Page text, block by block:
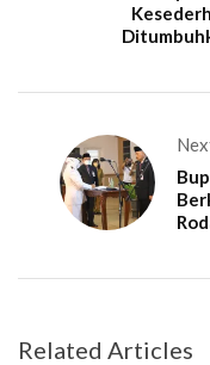
Related Articles